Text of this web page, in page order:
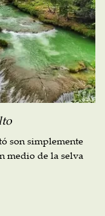
son simplemente
medio de la selva